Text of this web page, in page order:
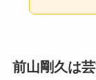
前山剛久は